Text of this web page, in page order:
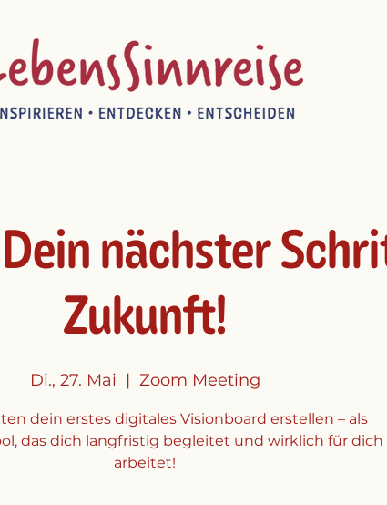
nächster
Zukunft!
Di., 27. Mai
  |
Zoom Meeting
dein erstes digitales Visionboard erstellen – als
das dich langfristig begleitet und wirklich für dich
arbeitet!